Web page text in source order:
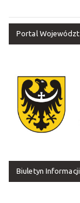
Portal
Biuletyn